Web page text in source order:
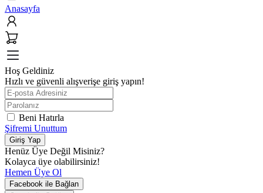
Anasayfa
Hoş Geldiniz
Hızlı ve güvenli alışverişe giriş yapın!
Beni Hatırla
Şifremi Unuttum
Giriş Yap
Henüz Üye Değil Misiniz?
Kolayca üye olabilirsiniz!
Hemen Üye Ol
Facebook ile Bağlan